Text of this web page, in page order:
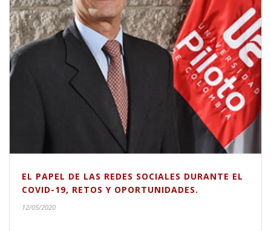
EL PAPEL DE LAS REDES SOCIALES DURANTE EL
COVID-19, RETOS Y OPORTUNIDADES.
12/05/2020